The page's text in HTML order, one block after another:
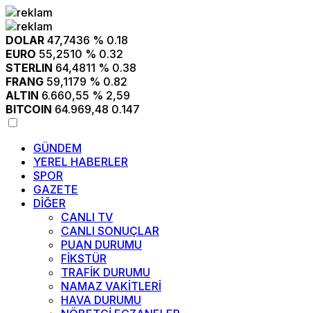
DOLAR 47,7436 % 0.18
EURO 55,2510 % 0.32
STERLIN 64,4811 % 0.38
FRANG 59,1179 % 0.82
ALTIN 6.660,55 % 2,59
BITCOIN 64.969,48 0.147
GÜNDEM
YEREL HABERLER
SPOR
GAZETE
DİĞER
CANLI TV
CANLI SONUÇLAR
PUAN DURUMU
FİKSTÜR
TRAFİK DURUMU
NAMAZ VAKİTLERİ
HAVA DURUMU